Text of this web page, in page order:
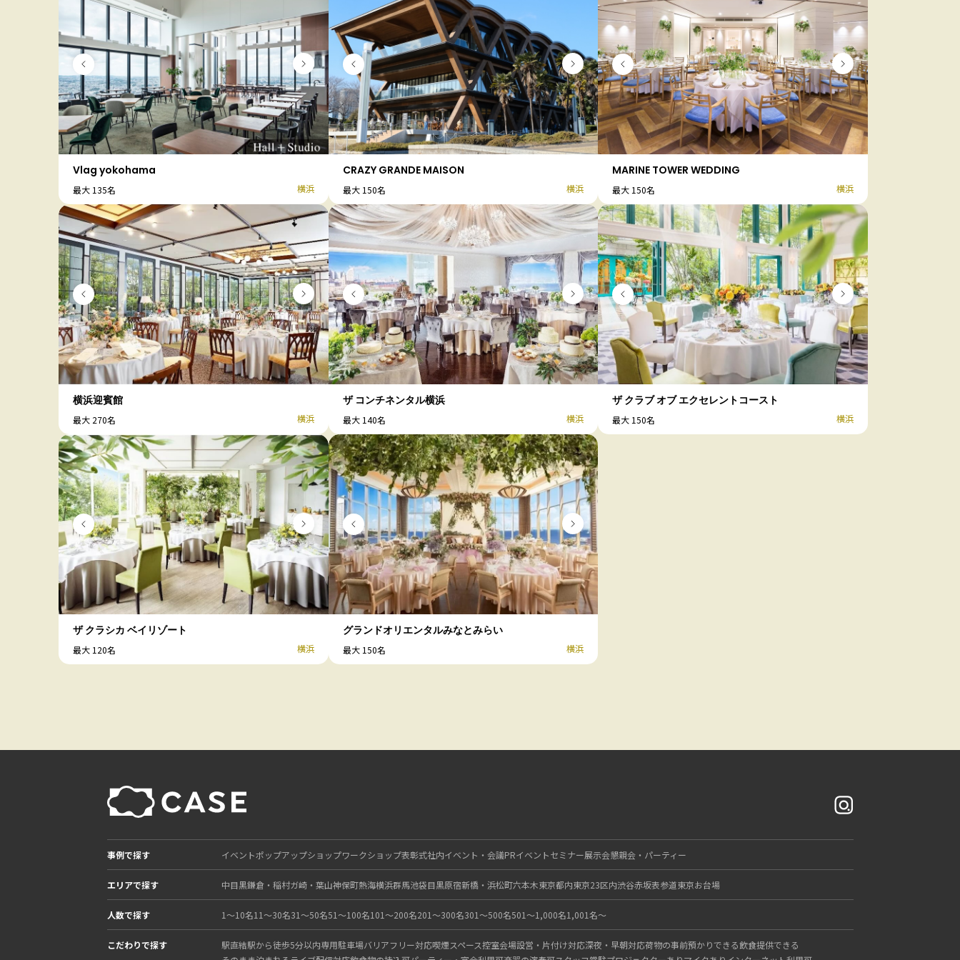
Vlag yokohama
最大 135名 横浜
CRAZY GRANDE MAISON
最大 150名 横浜
MARINE TOWER WEDDING
最大 150名 横浜
横浜迎賓館
最大 270名 横浜
ザ コンチネンタル横浜
最大 140名 横浜
ザ クラブ オブ エクセレントコースト
最大 150名 横浜
ザ クラシカ ベイリゾート
最大 120名 横浜
グランドオリエンタルみなとみらい
最大 150名 横浜
事例で探す イベントポップアップショップワークショップ表彰式社内イベント・会議PRイベントセミナー展示会懇親会・パーティー
エリアで探す 中目黒鎌倉・稲村ガ崎・葉山神保町熱海横浜群馬池袋目黒原宿新橋・浜松町六本木東京都内東京23区内渋谷赤坂表参道東京お台場
人数で探す 1〜10名11〜30名31〜50名51〜100名101〜200名201〜300名301〜500名501〜1,000名1,001名〜
こだわりで探す 駅直結駅から徒歩5分以内専用駐車場バリアフリー対応喫煙スペース控室会場設営・片付け対応深夜・早朝対応荷物の事前預かりできる飲食提供できる